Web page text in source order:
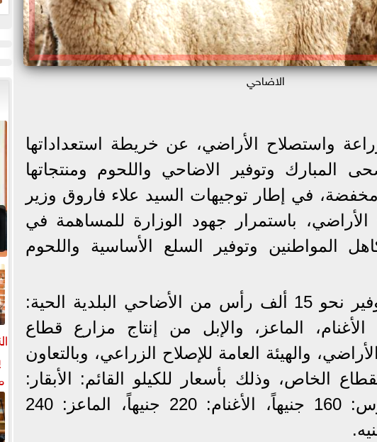
الاضاحي
واستصلاح الأراضي، عن خريطة استعداداتها
المبارك وتوفير الاضاحي واللحوم ومنتجاتها
مخفضة، في إطار توجيهات السيد علاء فاروق وزير
الأراضي، باستمرار جهود الوزارة للمساهمة في
المواطنين وتوفير السلع الأساسية واللحوم
وأكدت الوزارة توفير نحو 15 ألف رأس من الأضاحي البلدية الحية:
الأغنام، الماعز، والإبل من إنتاج مزارع قطاع
والهيئة العامة للإصلاح الزراعي، وبالتعاون
الخاص، وذلك بأسعار للكيلو القائم: الأبقار:
190 جنيهاً، الجاموس: 160 جنيهاً، الأغنام: 220 جنيهاً، الماعز: 240